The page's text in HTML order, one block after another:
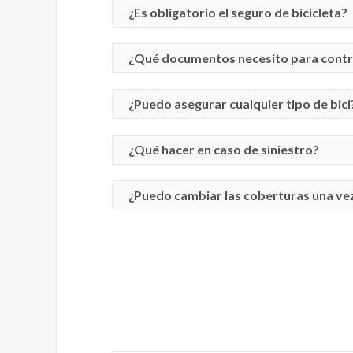
¿Es obligatorio el seguro de bicicleta?
A diferencia que los coches y las
¿Qué documentos necesito para
Los únicos datos que necesitas para
¿Puedo asegurar cualquier tipo de
Si, puedes asegurar cualquier bicicleta
¿Qué hacer en caso de siniestro?
Tienes disponible el servicio de 24h de
¿Puedo cambiar las coberturas una
Si queremos reducir garantías tenemos